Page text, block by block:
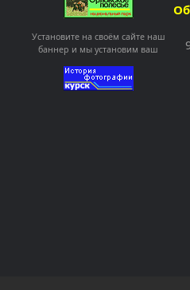
Установите на своём сайте наш
баннер и мы установим ваш